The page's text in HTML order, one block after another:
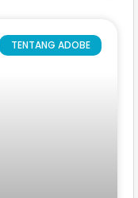
TENTANG ADOBE